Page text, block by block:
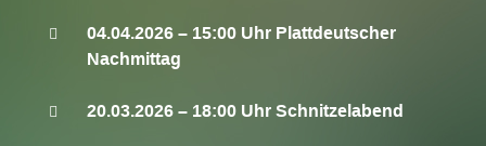
04.04.2026 – 15:00 Uhr Plattdeutscher
Nachmittag
20.03.2026 – 18:00 Uhr Schnitzelabend